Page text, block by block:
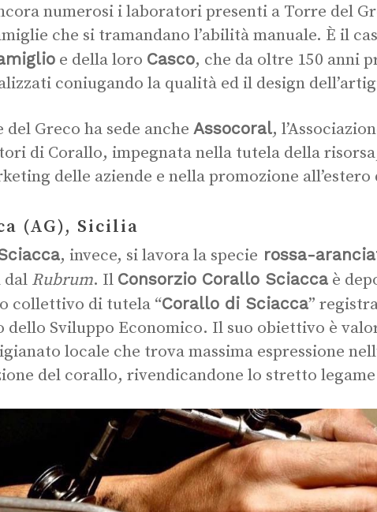
numerosi i laboratori presenti a Torre del
che si tramandano l’abilità manuale. È il
e della loro Casco, che da oltre 150 anni
coniugando la qualità ed il design
del Greco ha sede anche Assocoral,
di Corallo, impegnata nella tutela della
delle aziende e nella promozione
(AG), Sicilia
, invece, si lavora la specie rossa-
dal Rubrum. Il Consorzio Corallo Sciacca è
collettivo di tutela “Corallo di Sciacca”
dello Sviluppo Economico. Il suo obiettivo è
locale che trova massima espressione
del corallo, rivendicandone lo stretto